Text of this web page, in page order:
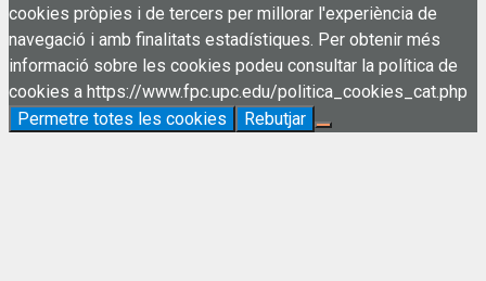
cookies pròpies i de tercers per millorar l'experiència de
navegació i amb finalitats estadístiques. Per obtenir més
informació sobre les cookies podeu consultar la política de
cookies a https://www.fpc.upc.edu/politica_cookies_cat.php
Permetre totes les cookies
Rebutjar